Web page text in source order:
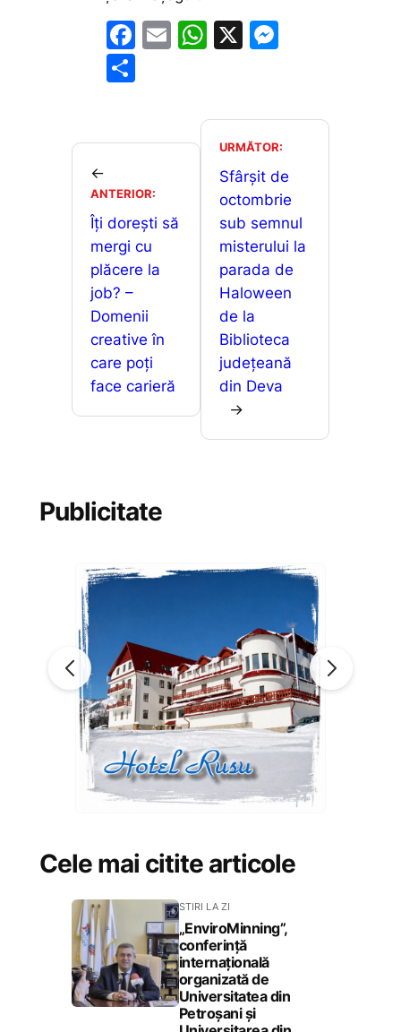
F
b
o
k
E
W
s
A
p
p
X
s
e
n
g
er
je
a
z
ă
←
ANTERIOR:
Îți dorești să
mergi cu
plăcere la
job? –
Domenii
creative în
care poți
face carieră
URMĂTOR:
Sfârșit de
octombrie
sub semnul
misterului la
parada de
Haloween
de la
Biblioteca
județeană
din Deva
→
Publicitate
Cele mai citite articole
STIRI LA ZI
„EnviroMinning”,
conferință
internațională
organizată de
Universitatea din
Petroșani și